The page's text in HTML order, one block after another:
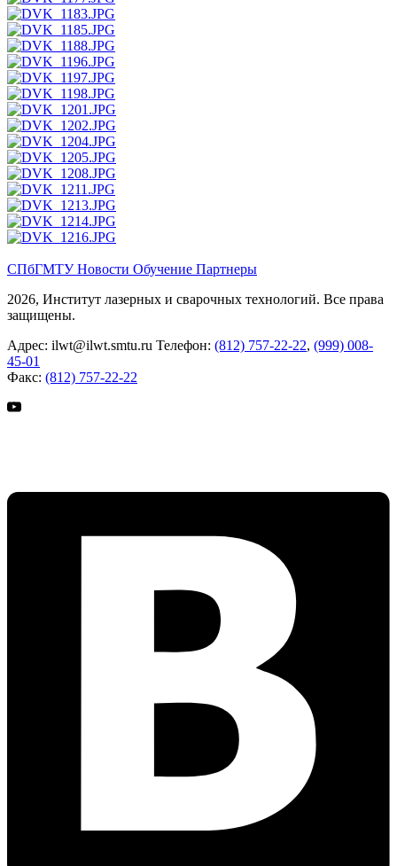
СПбГМТУНовости Обучение Партнеры
2026, Институт лазерных и сварочных технологий. Все права
защищены.
Адрес: ilwt@ilwt.smtu.ru Телефон: (812) 757-22-22, (999) 008-
45-01
Факс: (812) 757-22-22